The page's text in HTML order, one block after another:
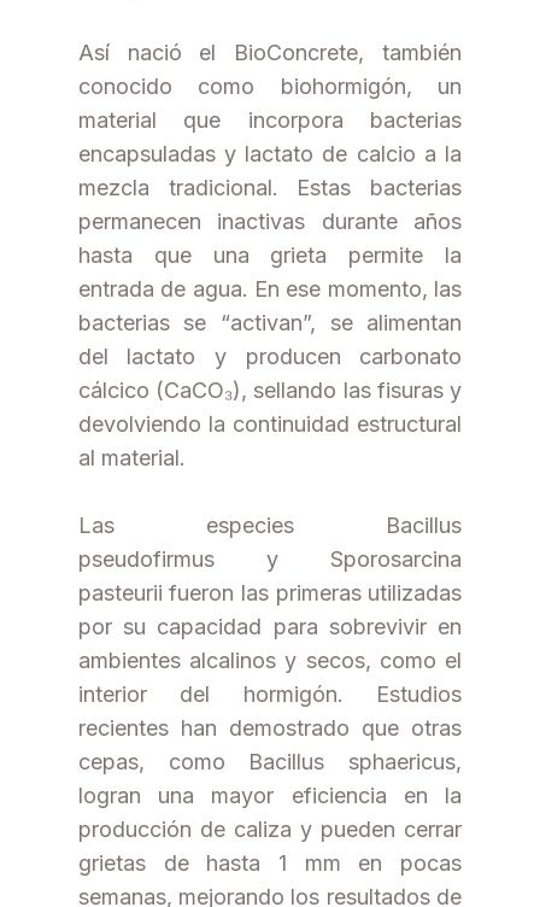
Así nació el BioConcrete, también
conocido como biohormigón, un
material que incorpora bacterias
encapsuladas y lactato de calcio a la
mezcla tradicional. Estas bacterias
permanecen inactivas durante años
hasta que una grieta permite la
entrada de agua. En ese momento, las
bacterias se “activan”, se alimentan
del lactato y producen carbonato
cálcico (CaCO₃), sellando las fisuras y
devolviendo la continuidad estructural
al material.
Las especies Bacillus
pseudofirmus y Sporosarcina
pasteurii fueron las primeras utilizadas
por su capacidad para sobrevivir en
ambientes alcalinos y secos, como el
interior del hormigón. Estudios
recientes han demostrado que otras
cepas, como Bacillus sphaericus,
logran una mayor eficiencia en la
producción de caliza y pueden cerrar
grietas de hasta 1 mm en pocas
semanas, mejorando los resultados de